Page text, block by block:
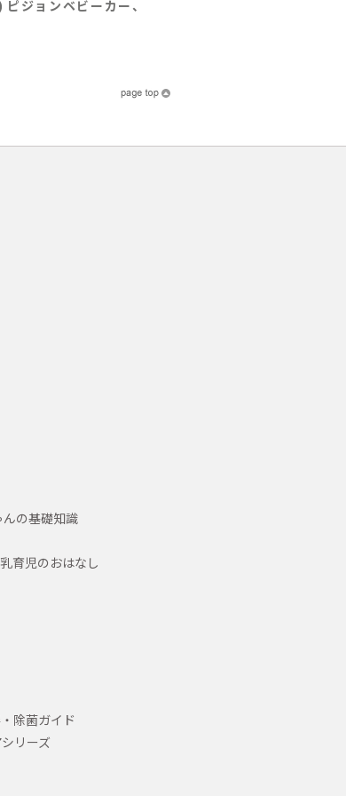
ジョンベビーカー、
の基礎知識
育児のおはなし
除菌ガイド
リーズ